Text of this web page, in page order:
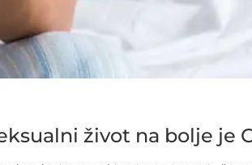
život na bolje je